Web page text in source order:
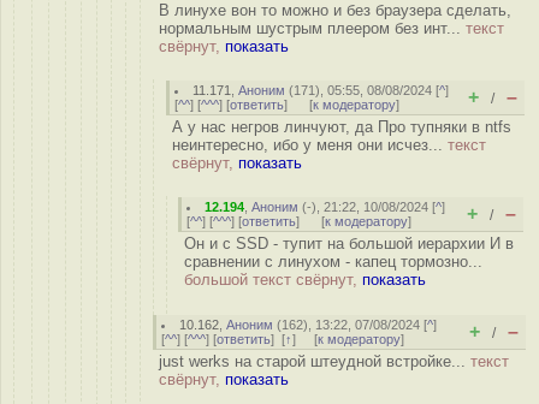
В линухе вон то можно и без браузера сделать,
нормальным шустрым плеером без инт... текст
свёрнут, показать
11.171 ,Аноним (171), 05:55, 08/08/2024 [^]
[^^] [^^^] [ответить] [к модератору] + / –
А у нас негров линчуют, да Про тупняки в ntfs
неинтересно, ибо у меня они исчез... текст
свёрнут, показать
12.194 ,Аноним (-), 21:22, 10/08/2024 [^]
[^^] [^^^] [ответить] [к модератору] + / –
Он и с SSD - тупит на большой иерархии И в
сравнении с линухом - капец тормозно...
большой текст свёрнут, показать
10.162 ,Аноним (162), 13:22, 07/08/2024 [^]
[^^] [^^^] [ответить] [↑] [к модератору] + / –
just werks на старой штеудной встройке... текст
свёрнут, показать